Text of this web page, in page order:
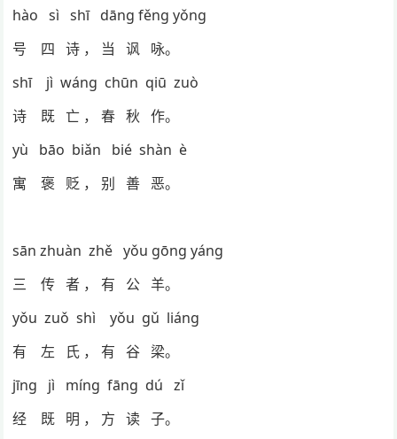
hào sì shī dāng fěng yǒng
号 四 诗 ， 当 讽 咏。
shī jì wáng chūn qiū zuò
诗 既 亡 ， 春 秋 作。
yù bāo biǎn bié shàn è
寓 褒 贬 ， 别 善 恶。
sān zhuàn zhě yǒu gōng yáng
三 传 者 ， 有 公 羊。
yǒu zuǒ shì yǒu gǔ liáng
有 左 氏 ， 有 谷 梁。
jīng jì míng fāng dú zǐ
经 既 明 ， 方 读 子。